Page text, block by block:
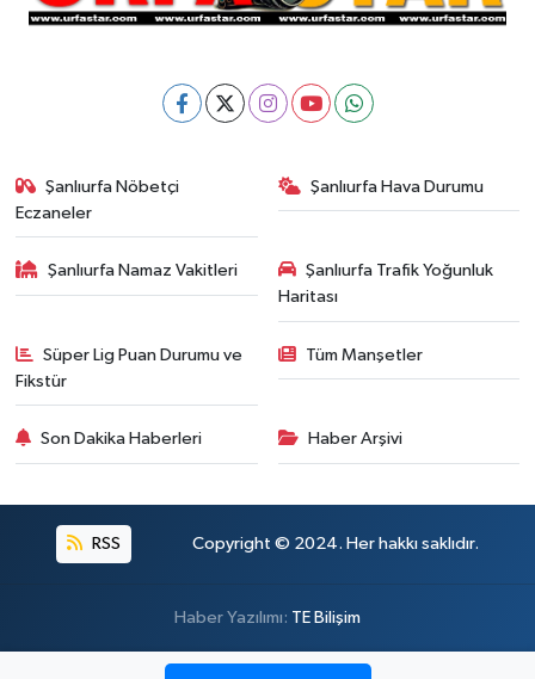
Şanlıurfa Nöbetçi
Eczaneler
Şanlıurfa Hava Durumu
Şanlıurfa Namaz Vakitleri
Şanlıurfa Trafik Yoğunluk
Haritası
Süper Lig Puan Durumu ve
Fikstür
Tüm Manşetler
Son Dakika Haberleri Haber Arşivi
RSS Copyright © 2024. Her hakkı saklıdır.
Haber Yazılımı: TE Bilişim